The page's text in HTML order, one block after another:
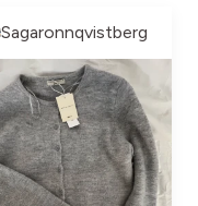
Sagaronnqvistberg